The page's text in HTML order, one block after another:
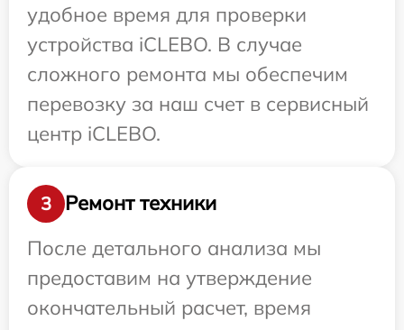
удобное время для проверки
устройства iCLEBO. В случае
сложного ремонта мы обеспечим
перевозку за наш счет в сервисный
центр iCLEBO.
3
Ремонт техники
После детального анализа мы
предоставим на утверждение
окончательный расчет, время